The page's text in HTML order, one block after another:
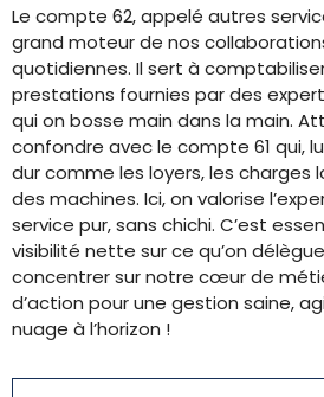
Le compte 62, appelé autres
grand moteur de nos
quotidiennes. Il sert à
prestations fournies par des
qui on bosse main dans la main.
confondre avec le compte 61 qui,
dur comme les loyers, les charges
des machines. Ici, on valorise
service pur, sans chichi. C’est
visibilité nette sur ce qu’on
concentrer sur notre cœur de
d’action pour une gestion saine,
nuage à l’horizon !